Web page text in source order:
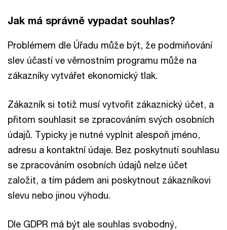
Jak má správně vypadat souhlas?
Problémem dle Úřadu může být, že podmiňování
slev účastí ve věrnostním programu může na
zákazníky vytvářet ekonomický tlak.
Zákazník si totiž musí vytvořit zákaznický účet, a
přitom souhlasit se zpracováním svých osobních
údajů. Typicky je nutné vyplnit alespoň jméno,
adresu a kontaktní údaje. Bez poskytnutí souhlasu
se zpracováním osobních údajů nelze účet
založit, a tím pádem ani poskytnout zákazníkovi
slevu nebo jinou výhodu.
Dle GDPR má být ale souhlas svobodný,